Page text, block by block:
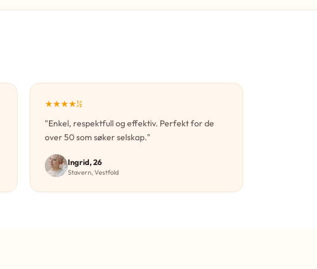
★★★★½
"Enkel, respektfull og effektiv. Perfekt for de
over 50 som søker selskap."
Ingrid, 26
Stavern, Vestfold